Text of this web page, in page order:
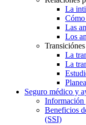
La
Las
Los
Transiciónes
La
La
Seguro médico y
Información
Beneficios
(SSI)